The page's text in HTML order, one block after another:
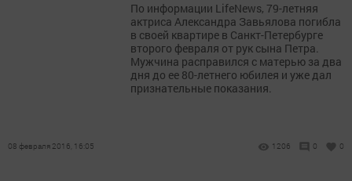
По информации LifeNews, 79-летняя
актриса Александра Завьялова погибла
в своей квартире в Санкт-Петербурге
второго февраля от рук сына Петра.
Мужчина расправился с матерью за два
дня до ее 80-летнего юбилея и уже дал
признательные показания.
08 февраля 2016, 16:05 1206 0 0